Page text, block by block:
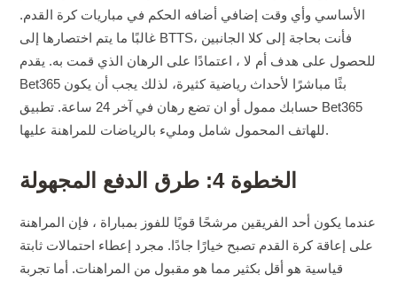
الأساسي وأي وقت إضافي أضافه الحكم في مباريات كرة القدم.
غالبًا ما يتم اختصارها إلى BTTS، فأنت بحاجة إلى كلا الجانبين
للحصول على هدف أم لا ، اعتمادًا على الرهان الذي قمت به. يقدم
Bet365 بثًا مباشرًا لأحداث رياضية كثيرة، لذلك يجب أن يكون
حسابك ممول أو ان تضع رهان في آخر 24 ساعة. تطبيق Bet365
للهاتف المحمول شامل ومليء بالرياضات للمراهنة عليها.
الخطوة 4: طرق الدفع المجهولة
عندما يكون أحد الفريقين مرشحًا قويًا للفوز بمباراة ، فإن المراهنة
على إعاقة كرة القدم تصبح خيارًا جادًا. مجرد إعطاء احتمالات ثابتة
قياسية هو أقل بكثير مما هو مقبول من المراهنات. أما تجربة